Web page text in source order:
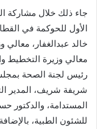
جاء ذلك خلال مشاركة
خالد عبدالغفار، معالي
معالي وزيرة التخطيط
رئيس لجنة الصحة
شريفة شريف، المدير
المستدامة، والدكتور
للشئون الطبية،